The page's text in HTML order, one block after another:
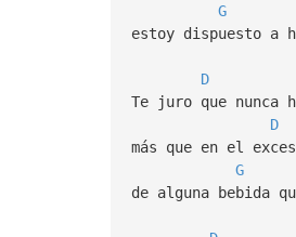
G
estoy dispuesto a
D
Te juro que nunca
D
más que en el
G
de alguna bebida